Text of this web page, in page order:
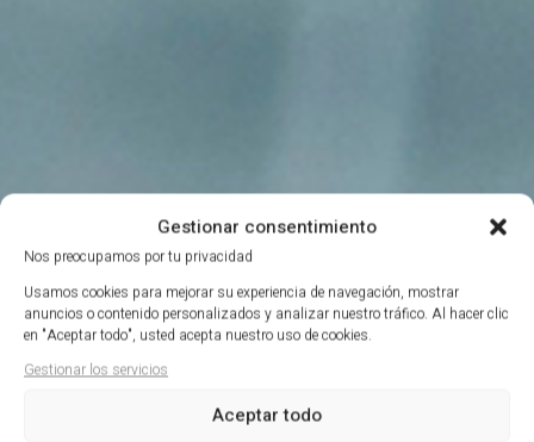
Gestionar consentimiento
Nos preocupamos por tu privacidad
Usamos cookies para mejorar su experiencia de navegación, mostrar
anuncios o contenido personalizados y analizar nuestro tráfico. Al hacer clic
en "Aceptar todo", usted acepta nuestro uso de cookies.
Gestionar los servicios
Aceptar todo